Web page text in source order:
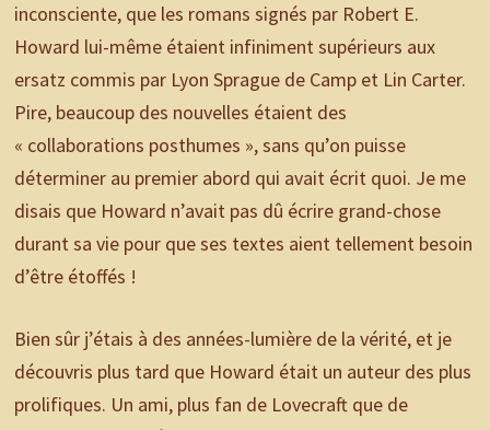
inconsciente, que les romans signés par Robert E.
Howard lui-même étaient infiniment supérieurs aux
ersatz commis par Lyon Sprague de Camp et Lin Carter.
Pire, beaucoup des nouvelles étaient des
« collaborations posthumes », sans qu’on puisse
déterminer au premier abord qui avait écrit quoi. Je me
disais que Howard n’avait pas dû écrire grand-chose
durant sa vie pour que ses textes aient tellement besoin
d’être étoffés !
Bien sûr j’étais à des années-lumière de la vérité, et je
découvris plus tard que Howard était un auteur des plus
prolifiques. Un ami, plus fan de Lovecraft que de